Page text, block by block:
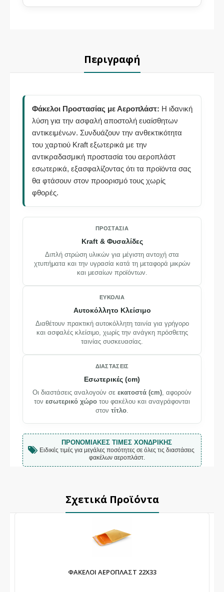
Περιγραφή
Φάκελοι Προστασίας με Αεροπλάστ: Η ιδανική
λύση για την ασφαλή αποστολή ευαίσθητων
αντικειμένων. Συνδυάζουν την ανθεκτικότητα
του χαρτιού Kraft εξωτερικά με την
αντικραδασμική προστασία του αεροπλάστ
εσωτερικά, εξασφαλίζοντας ότι τα προϊόντα σας
θα φτάσουν στον προορισμό τους χωρίς
φθορές.
ΠΡΟΣΤΑΣΊΑ
Kraft & Φυσαλίδες
Διπλή στρώση υλικών για μέγιστη αντοχή στα
χτυπήματα και την υγρασία κατά τη μεταφορά μικρών
και μεσαίων προϊόντων.
ΕΥΚΟΛΊΑ
Αυτοκόλλητο Κλείσιμο
Διαθέτουν πρακτική αυτοκόλλητη ταινία για γρήγορο
και ασφαλές κλείσιμο, χωρίς την ανάγκη πρόσθετης
ταινίας συσκευασίας.
ΔΙΑΣΤΆΣΕΙΣ
Εσωτερικές (cm)
Οι διαστάσεις αναλογούν σε εκατοστά (cm), αφορούν
τον εσωτερικό χώρο του φακέλου και αναγράφονται
στον τίτλο.
ΠΡΟΝΟΜΙΑΚΈΣ ΤΙΜΈΣ ΧΟΝΔΡΙΚΉΣ
Ειδικές τιμές για μεγάλες ποσότητες σε όλες τις διαστάσεις
φακέλων αεροπλάστ.
Σχετικά Προϊόντα
ΦΑΚΕΛΟΙ ΑΕΡΟΠΛΑΣΤ 22Χ33